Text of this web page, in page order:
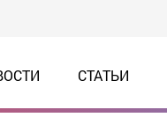
СТАТЬИ